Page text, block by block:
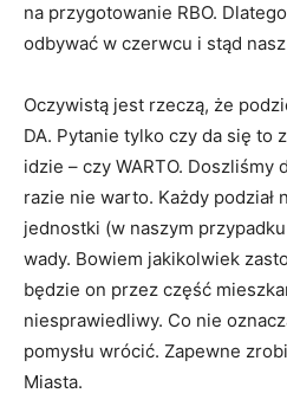
na przygotowanie RBO.
odbywać w czerwcu i stąd
Oczywistą jest rzeczą, że
DA. Pytanie tylko czy da się to
idzie – czy WARTO. Doszliśmy
razie nie warto. Każdy podział
jednostki (w naszym
wady. Bowiem jakikolwiek
będzie on przez część
niesprawiedliwy. Co nie
pomysłu wrócić. Zapewne
Miasta.